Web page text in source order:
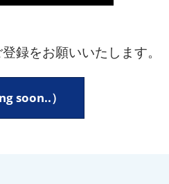
録をお願いいたします。
soon..）